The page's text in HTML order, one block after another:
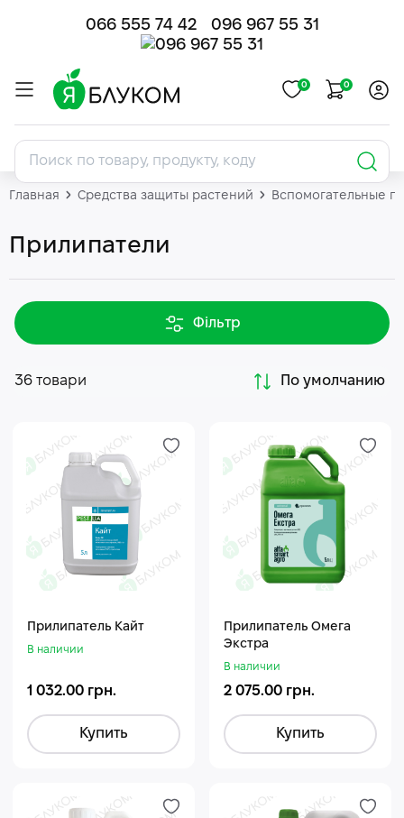
066 555 74 42 096 967 55 31
0 0
Главная Средства защиты растений Вспомогательные
Прилипатели
Фільтр
36 товари По умолчанию
Прилипатель Кайт
В наличии
1 032.00 грн.
Купить
Прилипатель Омега
Экстра
В наличии
2 075.00 грн.
Купить